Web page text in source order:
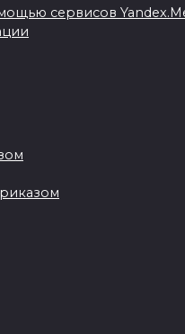
сервисов